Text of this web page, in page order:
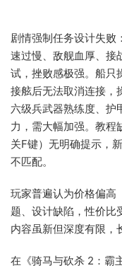
剧情强制任务设计失
速过慢、敌舰血厚、接
试，挫败感极强。船只
接舷后无法取消连接，
六级兵武器熟练度、护
力，需大幅加强。教程
关F键）无明确提示，
不匹配。
玩家普遍认为价格偏高
题、设计缺陷，性价比
内容虽新但深度有限，
在《骑马与砍杀 2：霸